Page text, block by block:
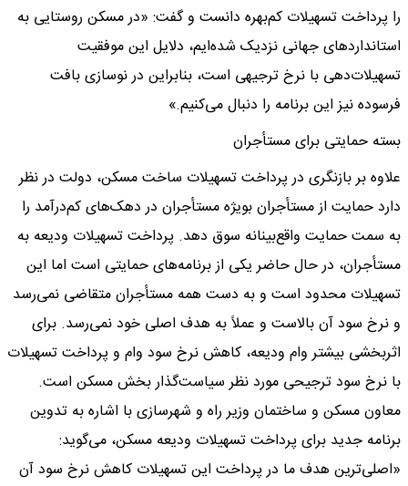
را پرداخت تسهیلات کم‌بهره دانست و گفت: «در مسکن روستایی به
استانداردهای جهانی نزدیک شده‌ایم، دلایل این موفقیت
تسهیلات‌دهی با نرخ ترجیهی است، بنابراین در نوسازی بافت
فرسوده نیز این برنامه را دنبال می‌کنیم.»
بسته حمایتی برای مستأجران
علاوه بر بازنگری در پرداخت تسهیلات ساخت مسکن، دولت در نظر
دارد حمایت از مستأجران بویژه مستأجران در دهک‌های کم‌درآمد را
به سمت حمایت واقع‌بینانه سوق دهد. پرداخت تسهیلات ودیعه به
مستأجران، در حال حاضر یکی از برنامه‌های حمایتی است اما این
تسهیلات محدود است و به دست همه مستأجران متقاضی نمی‌رسد
و نرخ سود آن بالاست و عملاً به هدف اصلی خود نمی‌رسد. برای
اثربخشی بیشتر وام ودیعه، کاهش نرخ سود وام و پرداخت تسهیلات
با نرخ سود ترجیحی مورد نظر سیاست‌گذار بخش مسکن است.
معاون مسکن و ساختمان وزیر راه و شهرسازی با اشاره به تدوین
برنامه جدید برای پرداخت تسهیلات ودیعه مسکن، می‌گوید:
«اصلی‌ترین هدف ما در پرداخت این تسهیلات کاهش نرخ سود آن